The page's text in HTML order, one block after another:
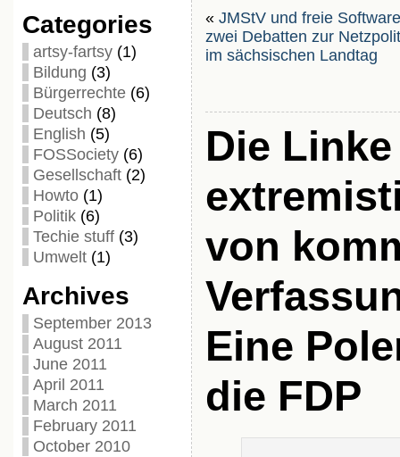
Categories
artsy-fartsy (1)
Bildung (3)
Bürgerrechte (6)
Deutsch (8)
English (5)
FOSSociety (6)
Gesellschaft (2)
Howto (1)
Politik (6)
Techie stuff (3)
Umwelt (1)
Archives
September 2013
August 2011
June 2011
April 2011
March 2011
February 2011
October 2010
« JMStV und freie
zwei Debatten zur
im sächsischen Landtag
Die
von
Eine
die FDP